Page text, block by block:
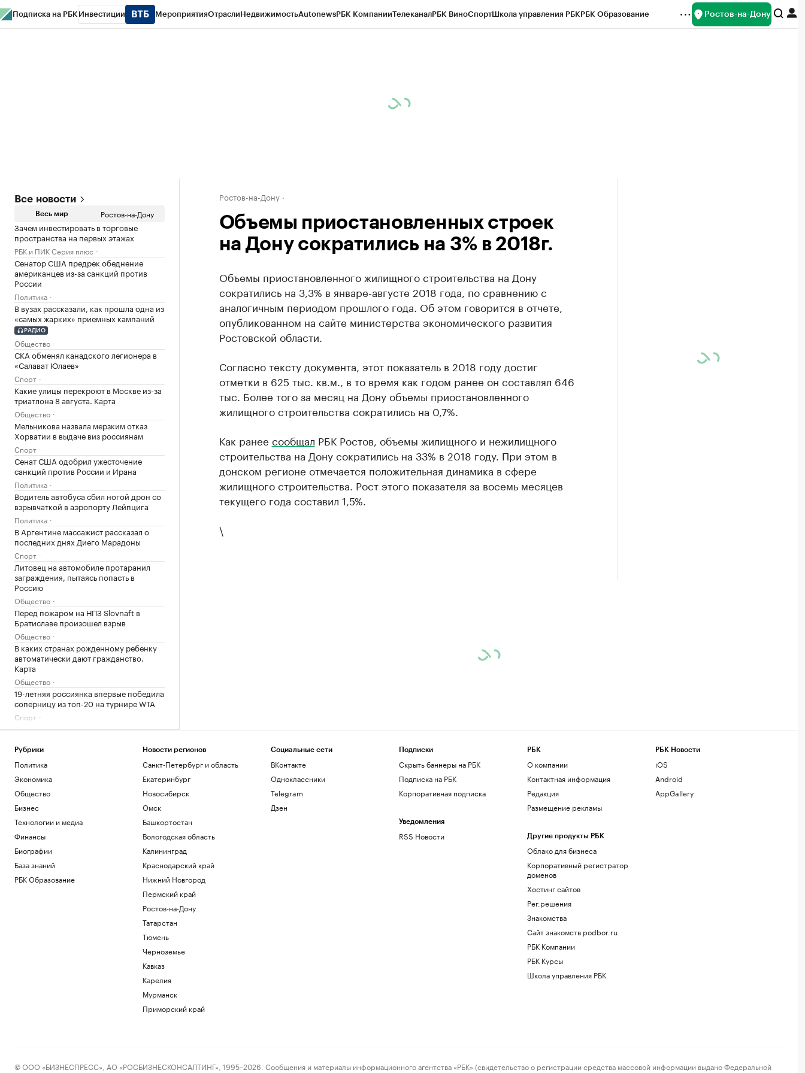
Подписка на РБК Инвестиции МероприятияОтраслиНедвижимостьAutonewsРБК КомпанииТелеканалРБК ВиноСпортШкола управления РБКРБК Образование Ростов-на-Дону
Все новости
Весь мир Ростов-на-Дону
Зачем инвестировать в торговые
пространства на первых этажах
РБК и ПИК Серия плюс
Сенатор США предрек обеднение
американцев из-за санкций против
России
Политика
В вузах рассказали, как прошла одна из
«самых жарких» приемных кампаний
РАДИО
Общество
СКА обменял канадского легионера в
«Салават Юлаев»
Спорт
Какие улицы перекроют в Москве из-за
триатлона 8 августа. Карта
Общество
Мельникова назвала мерзким отказ
Хорватии в выдаче виз россиянам
Спорт
Сенат США одобрил ужесточение
санкций против России и Ирана
Политика
Водитель автобуса сбил ногой дрон со
взрывчаткой в аэропорту Лейпцига
Политика
В Аргентине массажист рассказал о
последних днях Диего Марадоны
Спорт
Литовец на автомобиле протаранил
заграждения, пытаясь попасть в
Россию
Общество
Перед пожаром на НПЗ Slovnaft в
Братиславе произошел взрыв
Общество
В каких странах рожденному ребенку
автоматически дают гражданство.
Карта
Общество
19-летняя россиянка впервые победила
соперницу из топ-20 на турнире WTA
Спорт
Пентагон показал 16 новых записей с
Общество
Зачем экономике России нужна
Суд назвал Трампа «временным
жильцом» Белого дома и остановил
стройку
Политика
президентства прибыл в Сербию
Политика
Как перейти «порог недоверия»:
Посольство России назвало инцидент с
Рубио рассказал, как США затягивают
Ростов-на-Дону
Объемы приостановленных строек
на Дону сократились на 3% в 2018г.
Объемы приостановленного жилищного строительства на Дону
сократились на 3,3% в январе-августе 2018 года, по сравнению с
аналогичным периодом прошлого года. Об этом говорится в отчете,
опубликованном на сайте министерства экономического развития
Ростовской области.
Согласно тексту документа, этот показатель в 2018 году достиг
отметки в 625 тыс. кв.м., в то время как годом ранее он составлял 646
тыс. Более того за месяц на Дону объемы приостановленного
жилищного строительства сократились на 0,7%.
Как ранее сообщал РБК Ростов, объемы жилищного и нежилищного
строительства на Дону сократились на 33% в 2018 году. При этом в
донском регионе отмечается положительная динамика в сфере
жилищного строительства. Рост этого показателя за восемь месяцев
текущего года составил 1,5%.
\
Рубрики
Политика
Экономика
Общество
Бизнес
Технологии и медиа
Финансы
Биографии
База знаний
РБК Образование
Новости регионов
Санкт-Петербург и область
Екатеринбург
Новосибирск
Омск
Башкортостан
Вологодская область
Калининград
Краснодарский край
Нижний Новгород
Пермский край
Ростов-на-Дону
Татарстан
Тюмень
Черноземье
Кавказ
Карелия
Мурманск
Приморский край
Социальные сети
ВКонтакте
Одноклассники
Telegram
Дзен
Подписки
Скрыть баннеры на РБК
Подписка на РБК
Корпоративная подписка
Уведомления
RSS Новости
РБК
О компании
Контактная информация
Редакция
Размещение рекламы
Другие продукты РБК
Облако для бизнеса
Корпоративный регистратор
доменов
Хостинг сайтов
Рег.решения
Знакомства
Сайт знакомств podbor.ru
РБК Компании
РБК Курсы
Школа управления РБК
РБК Новости
iOS
Android
AppGallery
© ООО «БИЗНЕСПРЕСС», АО «РОСБИЗНЕСКОНСАЛТИНГ», 1995–2026. Сообщения и материалы информационного агентства «РБК» (свидетельство о регистрации средства массовой информации выдано Федеральной